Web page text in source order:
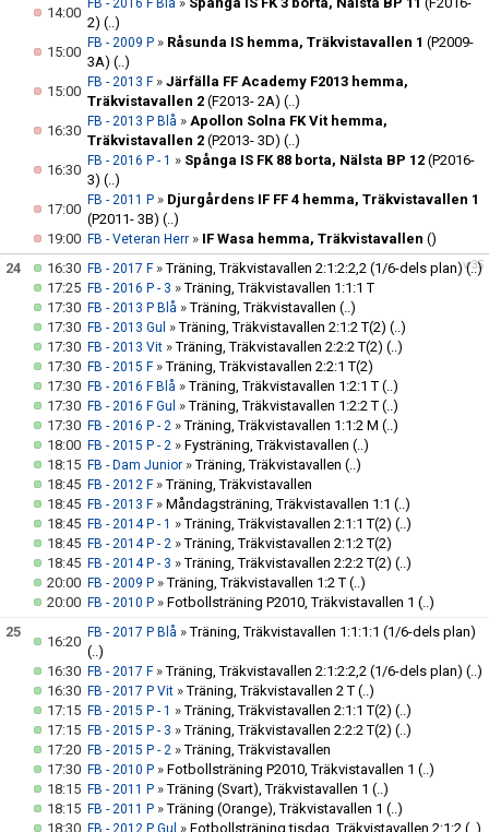
14:00
FB - 2016 F Blå
2) (..)
15:00
FB - 2009 P » Råsunda IS hemma, Träkvistavallen 1 (P2009-
3A) (..)
15:00
FB - 2013 F» Järfälla FF Academy F2013 hemma,
Träkvistavallen 2 (F2013- 2A) (..)
16:30
FB - 2013 P Blå » Apollon Solna FK Vit hemma,
Träkvistavallen 2 (P2013- 3D) (..)
16:30
FB - 2016 P - 1 » Spånga IS FK 88 borta, Nälsta BP 12 (P2016-
3) (..)
17:00
FB - 2011 P » Djurgårdens IF FF 4 hemma, Träkvistavallen 1
(P2011- 3B) (..)
19:00 FB - Veteran Herr » IF Wasa hemma, Träkvistavallen ()
v.35
24 16:30 FB - 2017 F»Träning, Träkvistavallen 2:1:2:2,2 (1/6-dels plan) (..)
17:25 FB - 2016 P - 3 »Träning, Träkvistavallen 1:1:1 T
17:30 FB - 2013 P Blå »Träning, Träkvistavallen (..)
17:30 FB - 2013 Gul »Träning, Träkvistavallen 2:1:2 T(2) (..)
17:30 FB - 2013 Vit »Träning, Träkvistavallen 2:2:2 T(2) (..)
17:30 FB - 2015 F»Träning, Träkvistavallen 2:2:1 T(2)
17:30 FB - 2016 F Blå »Träning, Träkvistavallen 1:2:1 T (..)
17:30 FB - 2016 F Gul »Träning, Träkvistavallen 1:2:2 T (..)
17:30 FB - 2016 P - 2 »Träning, Träkvistavallen 1:1:2 M (..)
18:00 FB - 2015 P - 2 » Fysträning, Träkvistavallen (..)
18:15 FB - Dam Junior »Träning, Träkvistavallen (..)
18:45 FB - 2012 F»Träning, Träkvistavallen
18:45 FB - 2013 F» Måndagsträning, Träkvistavallen 1:1 (..)
18:45 FB - 2014 P - 1 »Träning, Träkvistavallen 2:1:1 T(2) (..)
18:45 FB - 2014 P - 2 »Träning, Träkvistavallen 2:1:2 T(2)
18:45 FB - 2014 P - 3 »Träning, Träkvistavallen 2:2:2 T(2) (..)
20:00 FB - 2009 P »Träning, Träkvistavallen 1:2 T (..)
20:00 FB - 2010 P » Fotbollsträning P2010, Träkvistavallen 1 (..)
25
16:20
FB - 2017 P Blå »Träning, Träkvistavallen 1:1:1:1 (1/6-dels plan)
(..)
16:30 FB - 2017 F»Träning, Träkvistavallen 2:1:2:2,2 (1/6-dels plan) (..)
16:30 FB - 2017 P Vit »Träning, Träkvistavallen 2 T (..)
17:15 FB - 2015 P - 1 »Träning, Träkvistavallen 2:1:1 T(2) (..)
17:15 FB - 2015 P - 3 »Träning, Träkvistavallen 2:2:2 T(2) (..)
17:20 FB - 2015 P - 2 »Träning, Träkvistavallen
17:30 FB - 2010 P » Fotbollsträning P2010, Träkvistavallen 1 (..)
18:15 FB - 2011 P »Träning (Svart), Träkvistavallen 1 (..)
18:15 FB - 2011 P »Träning (Orange), Träkvistavallen 1 (..)
18:30 FB - 2012 P Gul » Fotbollsträning tisdag, Träkvistavallen 2:1:2 (..)